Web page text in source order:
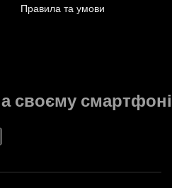
Правила та умови
своєму смартфоні